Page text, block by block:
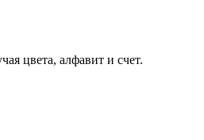
цвета, алфавит и счет.